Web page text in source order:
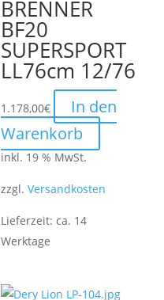
BRENNER
BF20
SUPERSPORT
LL76cm 12/76
1.178,00€
In den
Warenkorb
inkl. 19 % MwSt.
zzgl.Versandkosten
Lieferzeit:ca. 14
Werktage